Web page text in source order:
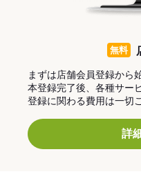
無料
まずは店舗会員登録から
本登録完了後、各種サー
登録に関わる費用は一切
詳